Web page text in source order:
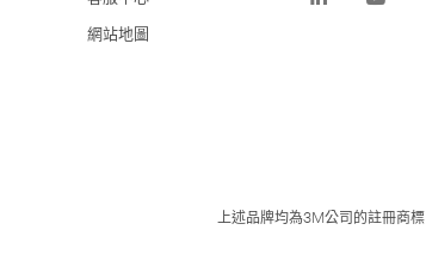
網站地圖
上述品牌均為3M公司的註冊商標